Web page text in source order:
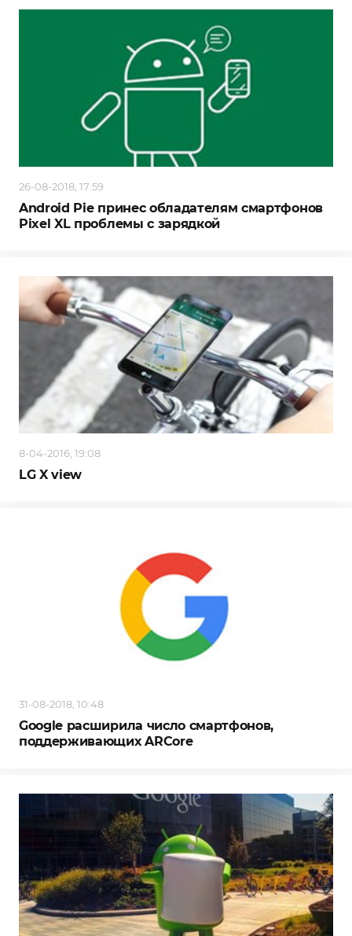
26-08-2018, 17:59
Android Pie принес обладателям смартфонов
Pixel XL проблемы с зарядкой
8-04-2016, 19:08
LG X view
31-08-2018, 10:48
Google расширила число смартфонов,
поддерживающих ARCore